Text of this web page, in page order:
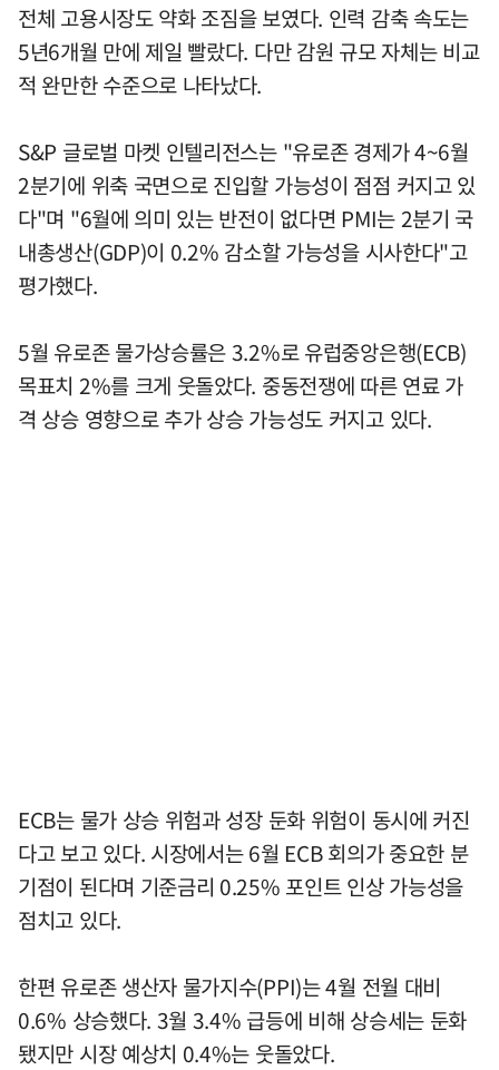
전체 고용시장도 약화 조짐을 보였다. 인력 감축 속도는
5년6개월 만에 제일 빨랐다. 다만 감원 규모 자체는 비교
적 완만한 수준으로 나타났다.
S&P 글로벌 마켓 인텔리전스는 "유로존 경제가 4~6월
2분기에 위축 국면으로 진입할 가능성이 점점 커지고 있
다"며 "6월에 의미 있는 반전이 없다면 PMI는 2분기 국
내총생산(GDP)이 0.2% 감소할 가능성을 시사한다"고
평가했다.
5월 유로존 물가상승률은 3.2%로 유럽중앙은행(ECB)
목표치 2%를 크게 웃돌았다. 중동전쟁에 따른 연료 가
격 상승 영향으로 추가 상승 가능성도 커지고 있다.
ECB는 물가 상승 위험과 성장 둔화 위험이 동시에 커진
다고 보고 있다. 시장에서는 6월 ECB 회의가 중요한 분
기점이 된다며 기준금리 0.25% 포인트 인상 가능성을
점치고 있다.
한편 유로존 생산자 물가지수(PPI)는 4월 전월 대비
0.6% 상승했다. 3월 3.4% 급등에 비해 상승세는 둔화
됐지만 시장 예상치 0.4%는 웃돌았다.